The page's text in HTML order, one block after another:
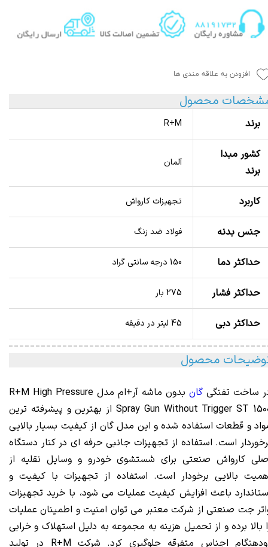
افزودن به علاقه مندی ها
محصول
برند R+M
کشور مبدا
برند
آلمان
کاربرد تجهیزات کارواش
جنس بدنه فولاد ضد زنگ
حداکثر دما 150 درجه سانتی گراد
حداکثر فشار 275 بار
حداکثر دبی 45 لیتر در دقیقه
محصول
ساخت تفنگی گان بدون ماشه آر+ام مدل R+M High Pressure
Spray Gun Without Trigger ST 1500 از بهترین و پیشرفته ترین
و قطعات استفاده شده و این مدل گان از کیفیت بسیار بالایی
است. استفاده از تجهیزات جانبی حرفه ای در کنار دستگاه
کارواش صنعتی برای شستشوی خودرو و وسایل نقلیه از
بالایی برخودار است. استفاده از تجهیزات با کیفیت و
باعث افزایش کیفیت عملیات می شود، با خرید تجهیزات
جت صنعتی از شرکت معتبر می توان امنیت و اطمینان عملیات
بالا برده و از تحمیل هزینه به مجموعه به دلیل استهلاک و خرابی
زودهنگام اجناس متفرقه جلوگیری کرد. شرکت R+M در تولید